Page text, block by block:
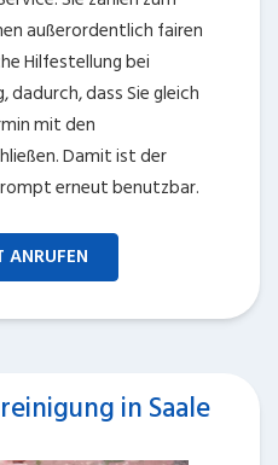
außerordentlich fairen
Hilfestellung bei
dadurch, dass Sie gleich
mit den
Damit ist der
erneut benutzbar.
ANRUFEN
in Saale